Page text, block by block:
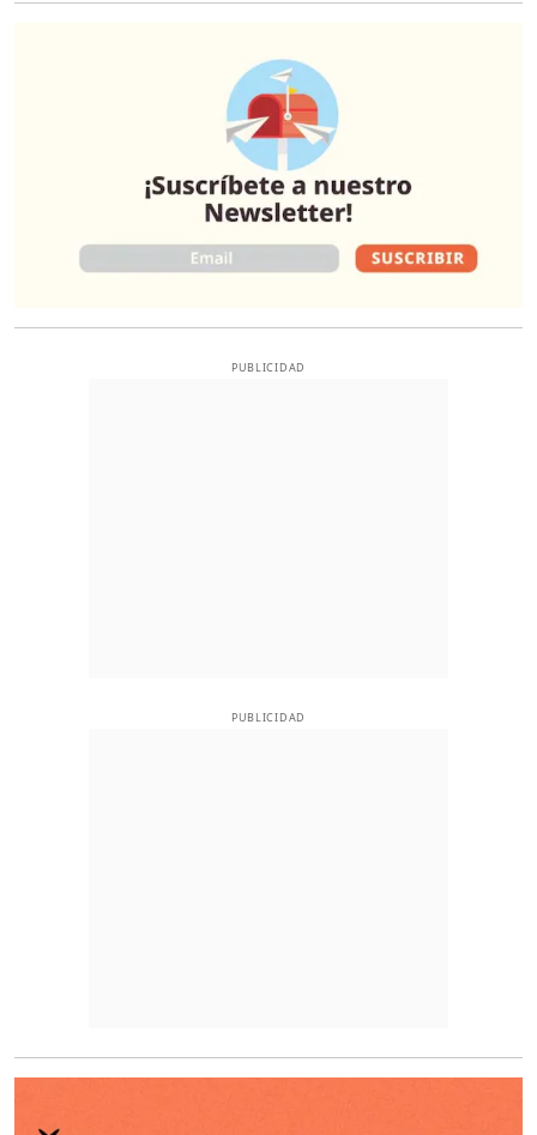
PUBLICIDAD
PUBLICIDAD